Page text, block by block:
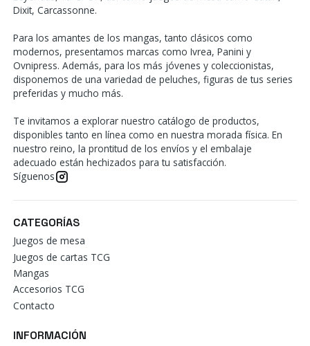
Dixit, Carcassonne.
Para los amantes de los mangas, tanto clásicos como
modernos, presentamos marcas como Ivrea, Panini y
Ovnipress. Además, para los más jóvenes y coleccionistas,
disponemos de una variedad de peluches, figuras de tus series
preferidas y mucho más.
Te invitamos a explorar nuestro catálogo de productos,
disponibles tanto en línea como en nuestra morada física. En
nuestro reino, la prontitud de los envíos y el embalaje
adecuado están hechizados para tu satisfacción.
Síguenos
CATEGORÍAS
Juegos de mesa
Juegos de cartas TCG
Mangas
Accesorios TCG
Contacto
INFORMACIÓN